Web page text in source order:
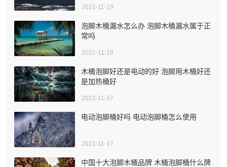
2021-11-19
泡脚木桶漏水怎么办 泡脚木桶漏水属于正
常吗
2021-11-18
木桶泡脚好还是电动的好 泡脚用木桶好还
是加热桶好
2021-11-17
电动泡脚桶好吗 电动泡脚桶怎么使用
2021-11-17
中国十大泡脚木桶品牌 木桶泡脚桶什么牌